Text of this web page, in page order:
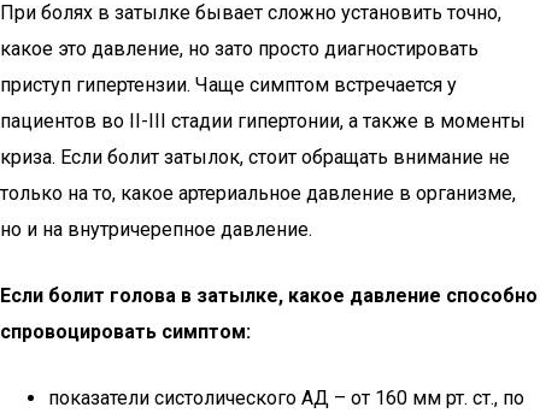
При болях в затылке бывает сложно установить точно,
какое это давление, но зато просто диагностировать
приступ гипертензии. Чаще симптом встречается у
пациентов во II-III стадии гипертонии, а также в моменты
криза. Если болит затылок, стоит обращать внимание не
только на то, какое артериальное давление в организме,
но и на внутричерепное давление.
Если болит голова в затылке, какое давление способно
спровоцировать симптом:
показатели систолического АД – от 160 мм рт. ст., по